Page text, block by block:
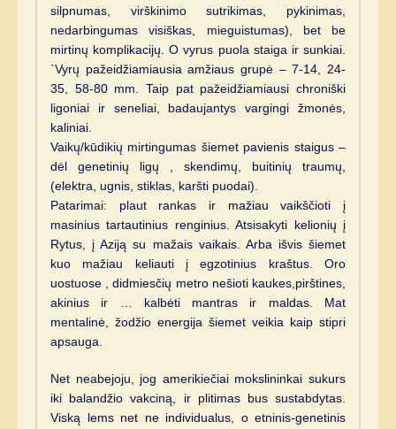
silpnumas, virškinimo sutrikimas, pykinimas,
nedarbingumas visiškas, mieguistumas), bet be
mirtinų komplikacijų. O vyrus puola staiga ir sunkiai.
`Vyrų pažeidžiamiausia amžiaus grupė – 7-14, 24-
35, 58-80 mm. Taip pat pažeidžiamiausi chroniški
ligoniai ir seneliai, badaujantys vargingi žmonės,
kaliniai.
Vaikų/kūdikių mirtingumas šiemet pavienis staigus –
dėl genetinių ligų , skendimų, buitinių traumų,
(elektra, ugnis, stiklas, karšti puodai).
Patarimai: plaut rankas ir mažiau vaikščioti į
masinius tartautinius renginius. Atsisakyti kelionių į
Rytus, į Aziją su mažais vaikais. Arba išvis šiemet
kuo mažiau keliauti į egzotinius kraštus. Oro
uostuose , didmiesčių metro nešioti kaukes,pirštines,
akinius ir … kalbėti mantras ir maldas. Mat
mentalinė, žodžio energija šiemet veikia kaip stipri
apsauga.
Net neabejoju, jog amerikiečiai mokslininkai sukurs
iki balandžio vakciną, ir plitimas bus sustabdytas.
Viską lems net ne individualus, o etninis-genetinis